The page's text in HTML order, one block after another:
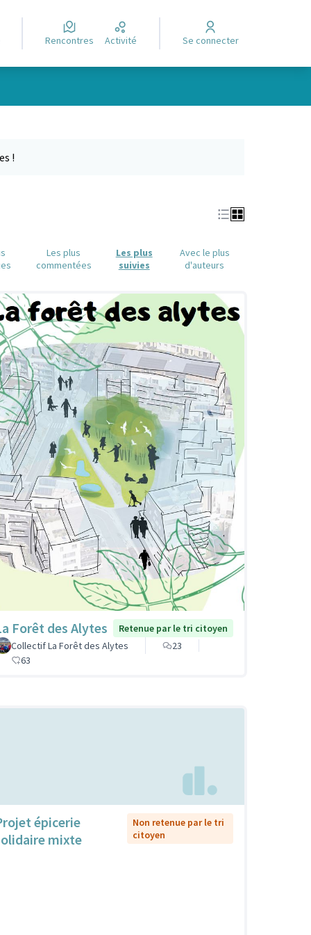
Rencontres Activité Se connecter
!
Les plus
commentées
Les plus
suivies
Avec le plus
d'auteurs
Forêt des Alytes
Retenue par le tri citoyen
Collectif La Forêt des Alytes
23
63
épicerie
mixte
Non retenue par le tri
citoyen